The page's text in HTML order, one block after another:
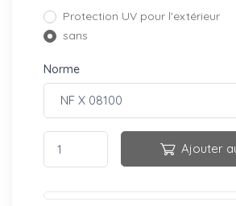
Protection UV pour l'extérieur
sans
Norme
Ajouter